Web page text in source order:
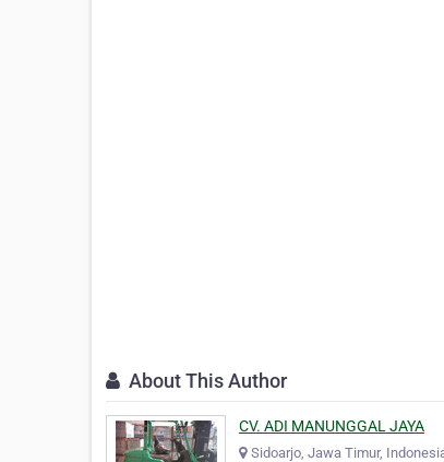
About This Author
CV. ADI MANUNGGAL JAYA
Sidoarjo, Jawa Timur,